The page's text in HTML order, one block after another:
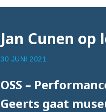
Jan Cunen op
30 JUNI 2021
OSS –
Geerts gaat